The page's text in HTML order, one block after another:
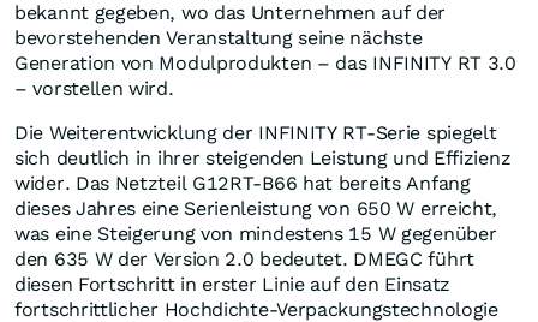
bekannt gegeben, wo das Unternehmen auf der
bevorstehenden Veranstaltung seine nächste
Generation von Modulprodukten – das INFINITY RT 3.0
– vorstellen wird.
Die Weiterentwicklung der INFINITY RT-Serie spiegelt
sich deutlich in ihrer steigenden Leistung und Effizienz
wider. Das Netzteil G12RT-B66 hat bereits Anfang
dieses Jahres eine Serienleistung von 650 W erreicht,
was eine Steigerung von mindestens 15 W gegenüber
den 635 W der Version 2.0 bedeutet. DMEGC führt
diesen Fortschritt in erster Linie auf den Einsatz
fortschrittlicher Hochdichte-Verpackungstechnologie